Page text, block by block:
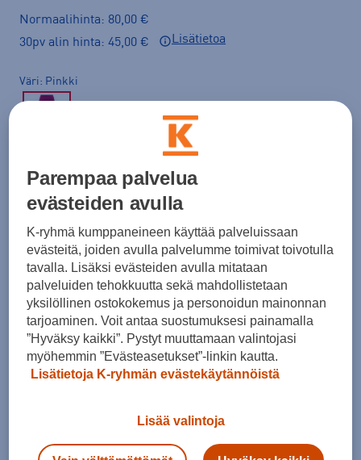
Normaalihinta: 80,00 €
30pv alin hinta: 45,00 €
Lisätietoa
Väri Pinkki
XS S
Lisää ostoskoriin
Tarkista saatavuus ja tilaa myymälästä
Valitse koko nähdäksesi myymäläsaatavuuden.
Parempaa palvelua
evästeiden avulla
K-ryhmä kumppaneineen käyttää palveluissaan
evästeitä, joiden avulla palvelumme toimivat toivotulla
tavalla. Lisäksi evästeiden avulla mitataan
palveluiden tehokkuutta sekä mahdollistetaan
yksilöllinen ostokokemus ja personoidun mainonnan
tarjoaminen. Voit antaa suostumuksesi painamalla
”Hyväksy kaikki”. Pystyt muuttamaan valintojasi
myöhemmin ”Evästeasetukset”-linkin kautta.
Lisätietoja K-ryhmän evästekäytännöistä
Lisää valintoja